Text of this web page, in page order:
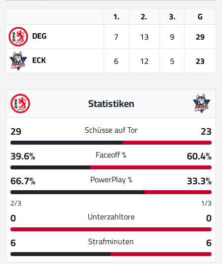
1. 2. 3.
G
DEG
7 13 9
29
ECK
6 12 5 23
Statistiken
29
Schüsse auf Tor
23
39.6%
Faceoff %
60.4%
66.7%
PowerPlay % 33.3%
2/3 1/3
0 Unterzahltore
0
6
Strafminuten
6